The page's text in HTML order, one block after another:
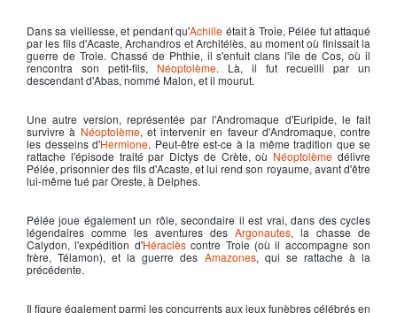
Dans sa vieillesse, et pendant qu'Achille était à Troie, Pélée fut attaqué
par les fils d'Acaste, Archandros et Architélès, au moment où finissait la
guerre de Troie. Chassé de Phthie, il s'enfuit clans l'île de Cos, où il
rencontra son petit-fils, Néoptolème. Là, il fut recueilli par un
descendant d'Abas, nommé Malon, et il mourut.
Une autre version, représentée par l'Andromaque d'Euripide, le fait
survivre à Néoptolème, et intervenir en faveur d'Andromaque, contre
les desseins d'Hermione. Peut-être est-ce à la même tradition que se
rattache l'épisode traité par Dictys de Crète, où Néoptolème délivre
Pélée, prisonnier des fils d'Acaste, et lui rend son royaume, avant d'être
lui-même tué par Oreste, à Delphes.
Pélée joue également un rôle, secondaire il est vrai, dans des cycles
légendaires comme les aventures des Argonautes, la chasse de
Calydon, l'expédition d'Héraclèscontre Troie (où il accompagne son
frère, Télamon), et la guerre des Amazones, qui se rattache à la
précédente.
Il figure également parmi les concurrents aux jeux funèbres célébrés en